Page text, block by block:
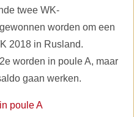
twee WK-
worden om een
2018 in Rusland.
worden in poule A, maar
gaan werken.
poule A